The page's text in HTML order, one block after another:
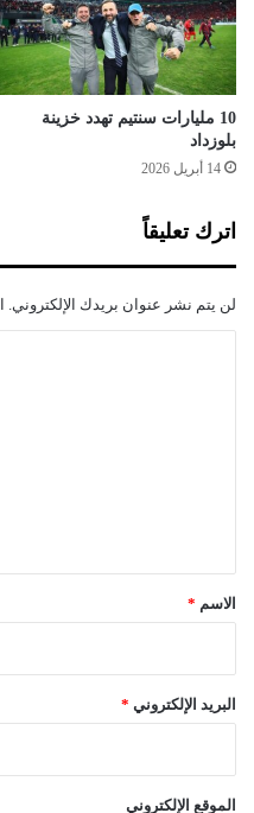
ع
ا
ت
ب
س
ب
ب
م
ة
و
10 مليارات سنتيم تهدد خزينة
بلوزداد
14 أبريل 2026
اترك تعليقاً
لن يتم نشر عنوان بريدك الإلكتروني.
*الاسم *
البريد الإلكتروني *
الموقع الإلكتروني